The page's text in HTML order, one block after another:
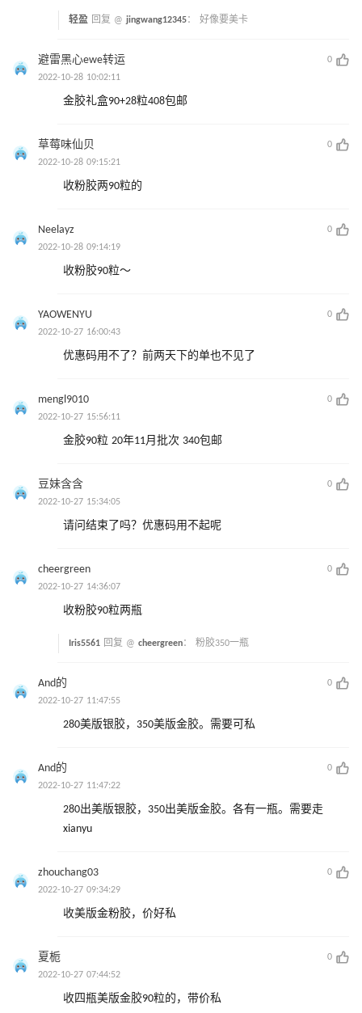
轻盈 回复 @ jingwang12345： 好像要美卡
避雷黑心ewe转运
0
2022-10-28 10:02:11
金胶礼盒90+28粒408包邮
草莓味仙贝
0
2022-10-28 09:15:21
收粉胶两90粒的
Neelayz
0
2022-10-28 09:14:19
收粉胶90粒～
YAOWENYU
0
2022-10-27 16:00:43
优惠码用不了？前两天下的单也不见了
mengl9010
0
2022-10-27 15:56:11
金胶90粒 20年11月批次 340包邮
豆妹含含
0
2022-10-27 15:34:05
请问结束了吗？优惠码用不起呢
cheergreen
0
2022-10-27 14:36:07
收粉胶90粒两瓶
Iris5561 回复 @ cheergreen： 粉胶350一瓶
And的
0
2022-10-27 11:47:55
280美版银胶，350美版金胶。需要可私
And的
0
2022-10-27 11:47:22
280出美版银胶，350出美版金胶。各有一瓶。需要走
xianyu
zhouchang03
0
2022-10-27 09:34:29
收美版金粉胶，价好私
夏栀
0
2022-10-27 07:44:52
收四瓶美版金胶90粒的，带价私